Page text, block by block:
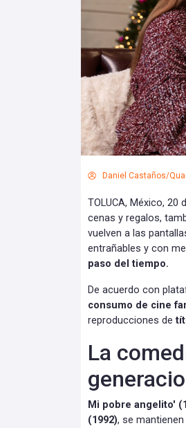
Daniel Castaños/
TOLUCA, México, 20
cenas y regalos,
vuelven a las
entrañables y con
paso del tiempo.
De acuerdo con
consumo de cine
reproducciones de
La
Mi pobre angelito'
(1992), se